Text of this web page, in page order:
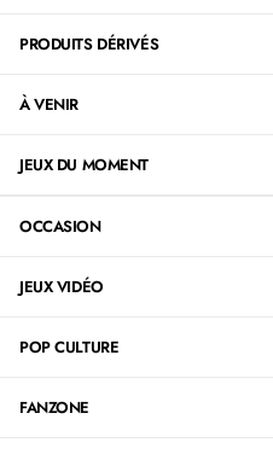
PRODUITS DÉRIVÉS
À VENIR
JEUX DU MOMENT
OCCASION
JEUX VIDÉO
POP CULTURE
FANZONE